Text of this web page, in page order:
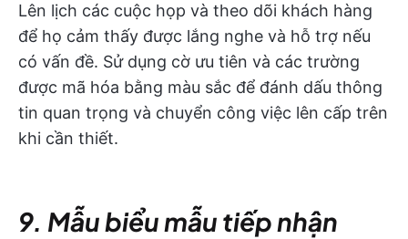
Lên lịch các cuộc họp và theo dõi khách hàng
để họ cảm thấy được lắng nghe và hỗ trợ nếu
có vấn đề. Sử dụng cờ ưu tiên và các trường
được mã hóa bằng màu sắc để đánh dấu thông
tin quan trọng và chuyển công việc lên cấp trên
khi cần thiết.
9. Mẫu biểu mẫu tiếp nhận